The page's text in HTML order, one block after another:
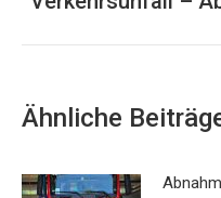
Ähnliche